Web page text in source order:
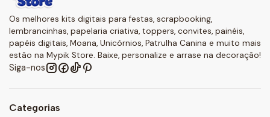
Os melhores kits digitais para festas, scrapbooking,
lembrancinhas, papelaria criativa, toppers, convites, painéis,
papéis digitais, Moana, Unicórnios, Patrulha Canina e muito mais
estão na Mypik Store. Baixe, personalize e arrase na decoração!
Siga-nos
Categorias